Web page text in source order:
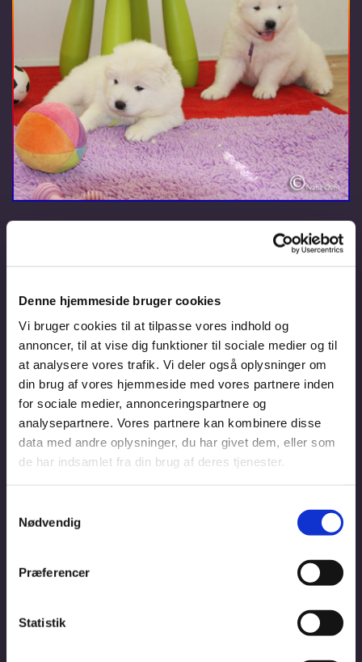
Denne hjemmeside bruger cookies
Vi bruger cookies til at tilpasse vores indhold og
annoncer, til at vise dig funktioner til sociale medier og til
at analysere vores trafik. Vi deler også oplysninger om
din brug af vores hjemmeside med vores partnere inden
for sociale medier, annonceringspartnere og
analysepartnere. Vores partnere kan kombinere disse
data med andre oplysninger, du har givet dem, eller som
de har indsamlet fra din brug af deres tjenester.
Nødvendig
Præferencer
Statistik